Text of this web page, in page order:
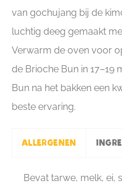
van gochujang bij de
luchtig deeg gemaakt
Verwarm de oven voor
de Brioche Bun in 17–19
Bun na het bakken een
beste ervaring.
Allergenen
Bevat tarwe, melk, ei,